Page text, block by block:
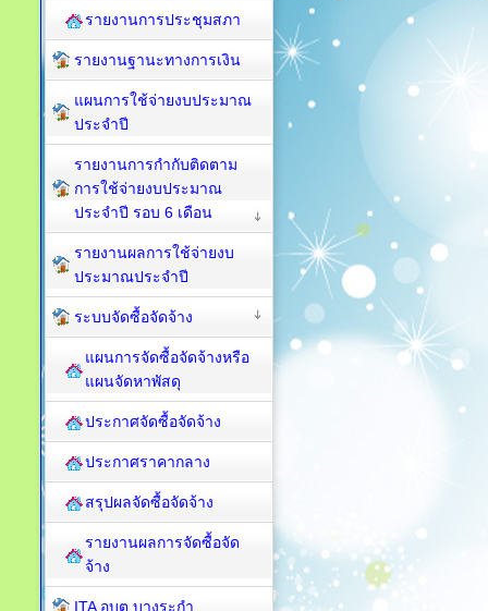
รายงานการประชุมสภา
รายงานฐานะทางการเงิน
แผนการใช้จ่ายงบประมาณ
ประจำปี
รายงานการกำกับติดตาม
การใช้จ่ายงบประมาณ
ประจำปี รอบ 6 เดือน
รายงานผลการใช้จ่ายงบ
ประมาณประจำปี
ระบบจัดซื้อจัดจ้าง
แผนการจัดซื้อจัดจ้างหรือ
แผนจัดหาพัสดุ
ประกาศจัดซื้อจัดจ้าง
ประกาศราคากลาง
สรุปผลจัดซื้อจัดจ้าง
รายงานผลการจัดซื้อจัด
จ้าง
ITA อบต.บางระกำ